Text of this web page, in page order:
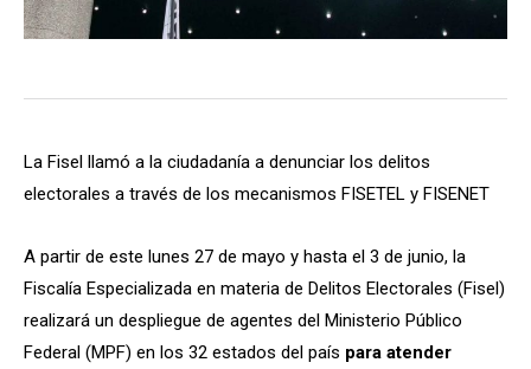
La Fisel llamó a la ciudadanía a denunciar los delitos
electorales a través de los mecanismos FISETEL y FISENET
A partir de este lunes 27 de mayo y hasta el 3 de junio, la
Fiscalía Especializada en materia de Delitos Electorales (Fisel)
realizará un despliegue de agentes del Ministerio Público
Federal (MPF) en los 32 estados del país para atender